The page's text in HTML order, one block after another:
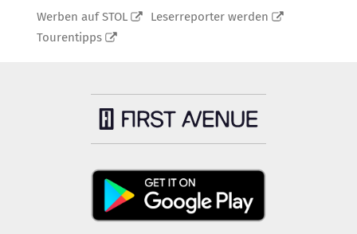
Werben auf STOL
Leserreporter werden
Tourentipps